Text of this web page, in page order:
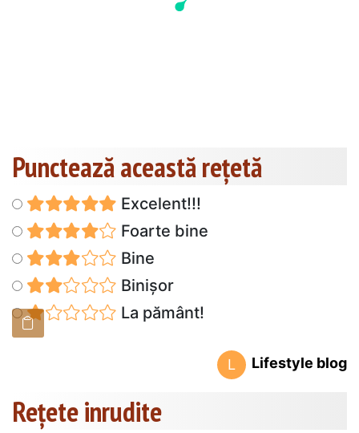
Punctează această reţetă
Excelent!!!
Foarte bine
Bine
Binișor
La pământ!
L Lifestyle blog
Rețete inrudite